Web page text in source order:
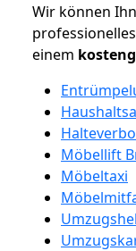
Wir können
einem
Möbellift
Möbeltaxi